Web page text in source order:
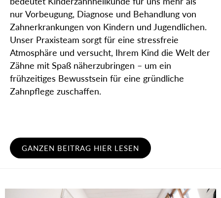
nur Vorbeugung, Diagnose und Behandlung von
Zahnerkrankungen von Kindern und Jugendlichen.
Unser Praxisteam sorgt für eine stressfreie
Atmosphäre und versucht, Ihrem Kind die Welt der
Zähne mit Spaß näherzubringen – um ein
frühzeitiges Bewusstsein für eine gründliche
Zahnpflege zuschaffen.
GANZEN BEITRAG HIER LESEN